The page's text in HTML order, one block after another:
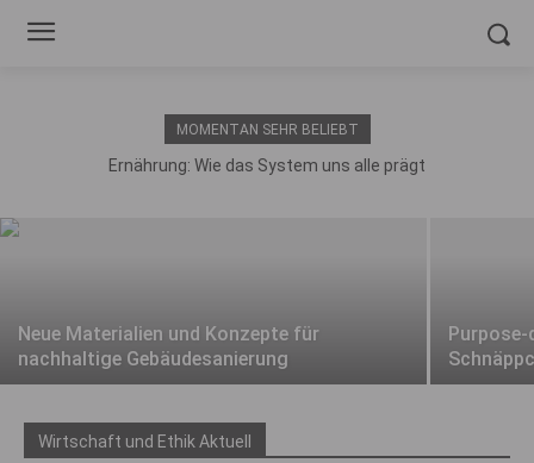
MOMENTAN SEHR BELIEBT
Ernährung: Wie das System uns alle prägt
Ernährung: Wie das System uns alle
Neue Materialien und Konzepte für
nachhaltige Gebäudesanierung
Wirtschaft und Ethik Aktuell